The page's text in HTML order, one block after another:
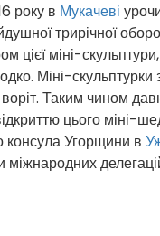
року в Мукачеві
трирічної
цієї міні-
Міні-скульптурки
Таким чином
цього міні-
консула Угорщини в
міжнародних